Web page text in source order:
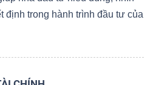
định trong hành trình đầu tư của